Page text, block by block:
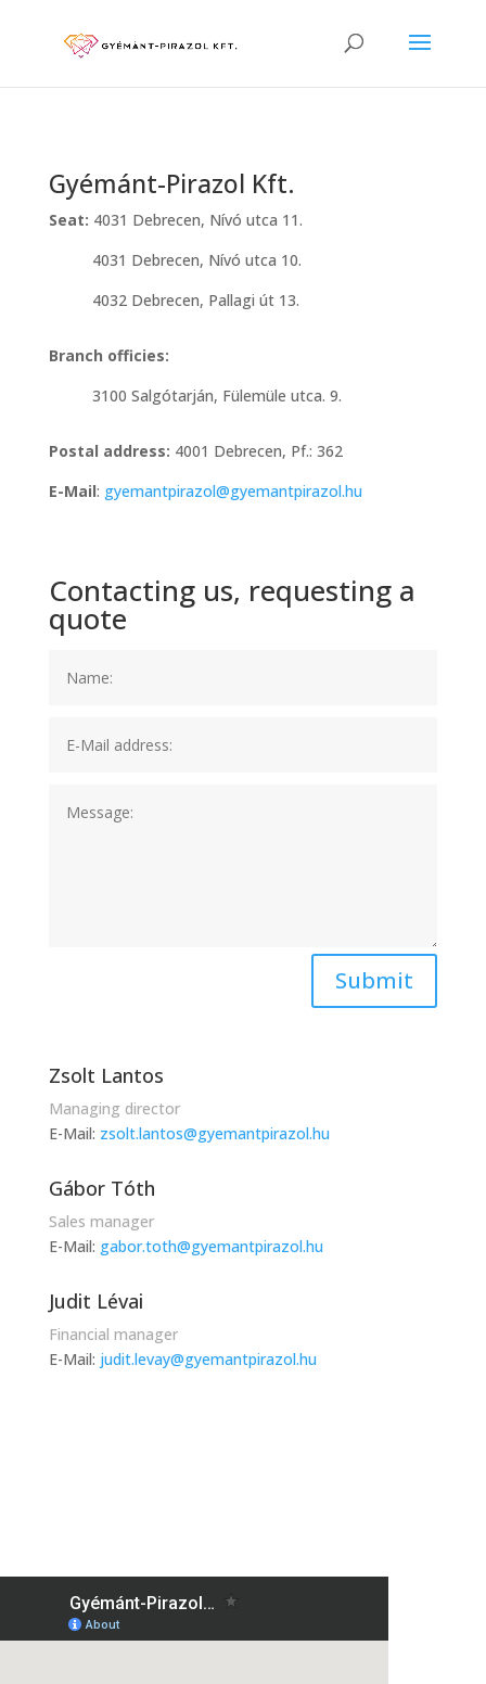
Gyémánt-Pirazol Kft.
Seat: 4031 Debrecen, Nívó utca 11.
4031 Debrecen, Nívó utca 10.
4032 Debrecen, Pallagi út 13.
Branch officies:
3100 Salgótarján, Fülemüle utca. 9.
Postal address: 4001 Debrecen, Pf.: 362
E-Mail: gyemantpirazol@gyemantpirazol.hu
Contacting us, requesting a
quote
Submit
Zsolt Lantos
Managing director
E-Mail: zsolt.lantos@gyemantpirazol.hu
Gábor Tóth
Sales manager
E-Mail: gabor.toth@gyemantpirazol.hu
Judit Lévai
Financial manager
E-Mail: judit.levay@gyemantpirazol.hu